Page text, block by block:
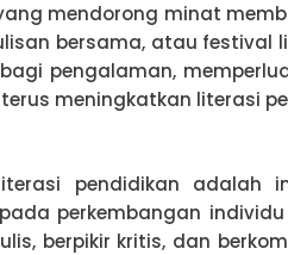
mendorong minat
bersama, atau festival
pengalaman,
meningkatkan literasi
pendidikan adalah
perkembangan
berpikir kritis, dan